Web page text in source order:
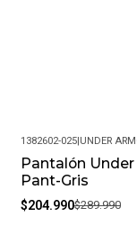
-29%
1382602-025|UNDER
Pantalón
Pant-Gris
$204.990$289.990